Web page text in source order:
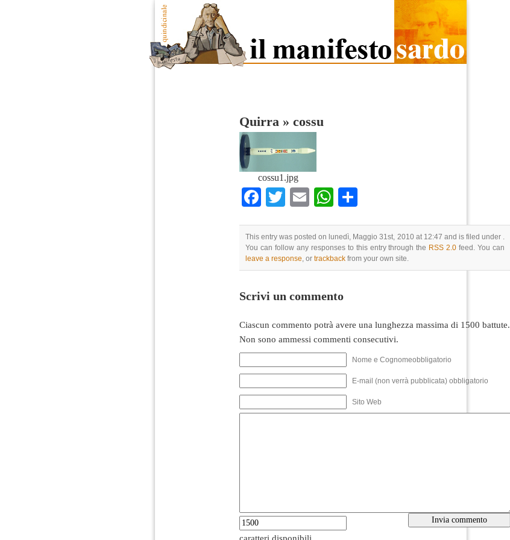
Quirra » cossu
cossu1.jpg
Facebook
TwitterEmailWhatsApp
This entry was posted on lunedì, Maggio 31st, 2010 at 12:47 and is filed under .
You can follow any responses to this entry through the RSS 2.0 feed. You can
leave a response, or trackback from your own site.
Scrivi un commento
Ciascun commento potrà avere una lunghezza massima di 1500 battute.
Non sono ammessi commenti consecutivi.
Nome e Cognomeobbligatorio
E-mail (non verrà pubblicata) obbligatorio
Sito Web